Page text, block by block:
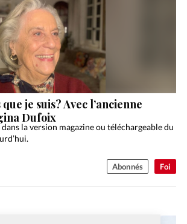
Foi
je suis? Avec l’ancienne
Dufoix
la version magazine ou téléchargeable du
Abonnés